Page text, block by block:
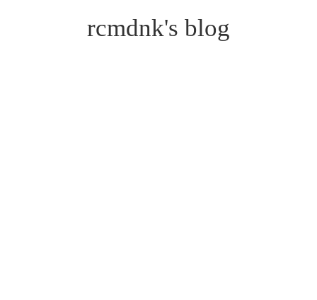
rcmdnk's blog